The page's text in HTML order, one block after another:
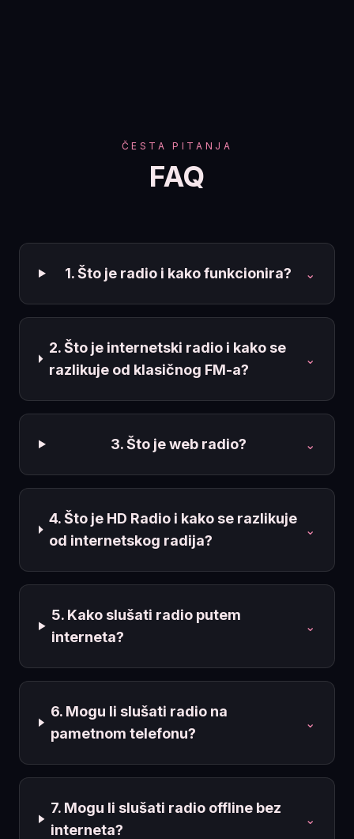
ČESTA PITANJA
FAQ
1. Što je radio i kako funkcionira? ⌄
2. Što je internetski radio i kako se
razlikuje od klasičnog FM-a?
⌄
3. Što je web radio? ⌄
4. Što je HD Radio i kako se razlikuje
od internetskog radija?
⌄
5. Kako slušati radio putem
interneta?
⌄
6. Mogu li slušati radio na
pametnom telefonu?
⌄
7. Mogu li slušati radio offline bez
interneta?
⌄